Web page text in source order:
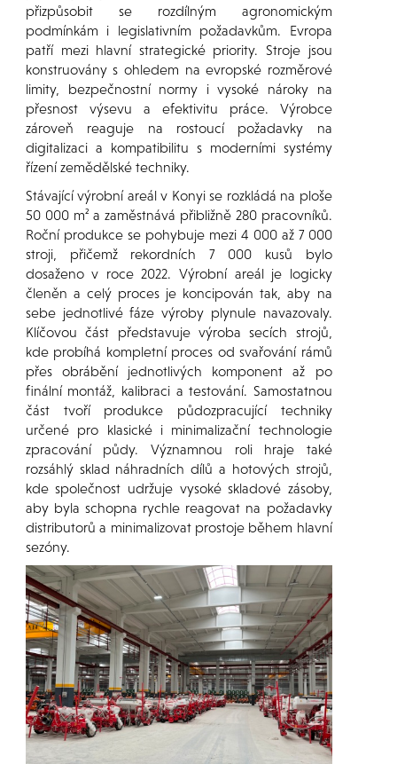
přizpůsobit se rozdílným agronomickým
podmínkám i legislativním požadavkům. Evropa
patří mezi hlavní strategické priority. Stroje jsou
konstruovány s ohledem na evropské rozměrové
limity, bezpečnostní normy i vysoké nároky na
přesnost výsevu a efektivitu práce. Výrobce
zároveň reaguje na rostoucí požadavky na
digitalizaci a kompatibilitu s moderními systémy
řízení zemědělské techniky.
Stávající výrobní areál v Konyi se rozkládá na ploše
50 000 m² a zaměstnává přibližně 280 pracovníků.
Roční produkce se pohybuje mezi 4 000 až 7 000
stroji, přičemž rekordních 7 000 kusů bylo
dosaženo v roce 2022. Výrobní areál je logicky
členěn a celý proces je koncipován tak, aby na
sebe jednotlivé fáze výroby plynule navazovaly.
Klíčovou část představuje výroba secích strojů,
kde probíhá kompletní proces od svařování rámů
přes obrábění jednotlivých komponent až po
finální montáž, kalibraci a testování. Samostatnou
část tvoří produkce půdozpracující techniky
určené pro klasické i minimalizační technologie
zpracování půdy. Významnou roli hraje také
rozsáhlý sklad náhradních dílů a hotových strojů,
kde společnost udržuje vysoké skladové zásoby,
aby byla schopna rychle reagovat na požadavky
distributorů a minimalizovat prostoje během hlavní
sezóny.